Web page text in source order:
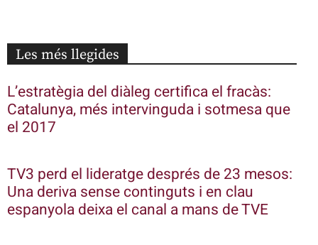
Les més llegides
L’estratègia del diàleg certifica el fracàs:
Catalunya, més intervinguda i sotmesa que
el 2017
TV3 perd el lideratge després de 23 mesos:
Una deriva sense continguts i en clau
espanyola deixa el canal a mans de TVE